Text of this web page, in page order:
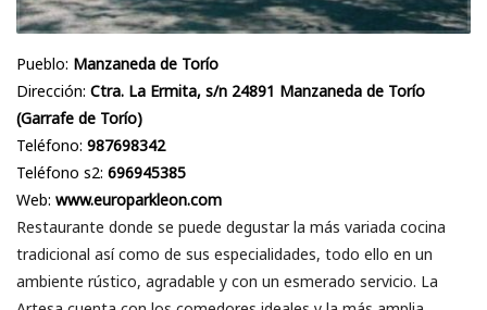
Pueblo: Manzaneda de Torío
Dirección: Ctra. La Ermita, s/n 24891 Manzaneda de Torío
(Garrafe de Torío)
Teléfono: 987698342
Teléfono s2: 696945385
Web: www.europarkleon.com
Restaurante donde se puede degustar la más variada cocina
tradicional así como de sus especialidades, todo ello en un
ambiente rústico, agradable y con un esmerado servicio. La